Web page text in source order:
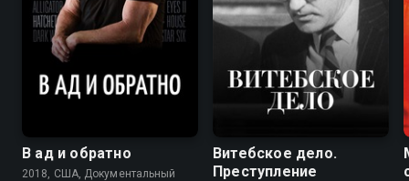
В ад и обратно
2018, США, Документальный
Витебское дело.
Преступление